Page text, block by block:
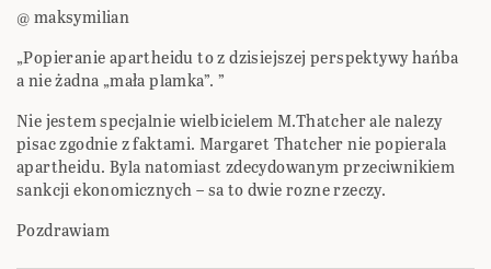
@ maksymilian
„Popieranie apartheidu to z dzisiejszej perspektywy hańba
a nie żadna „mała plamka”. ”
Nie jestem specjalnie wielbicielem M.Thatcher ale nalezy
pisac zgodnie z faktami. Margaret Thatcher nie popierala
apartheidu. Byla natomiast zdecydowanym przeciwnikiem
sankcji ekonomicznych – sa to dwie rozne rzeczy.
Pozdrawiam